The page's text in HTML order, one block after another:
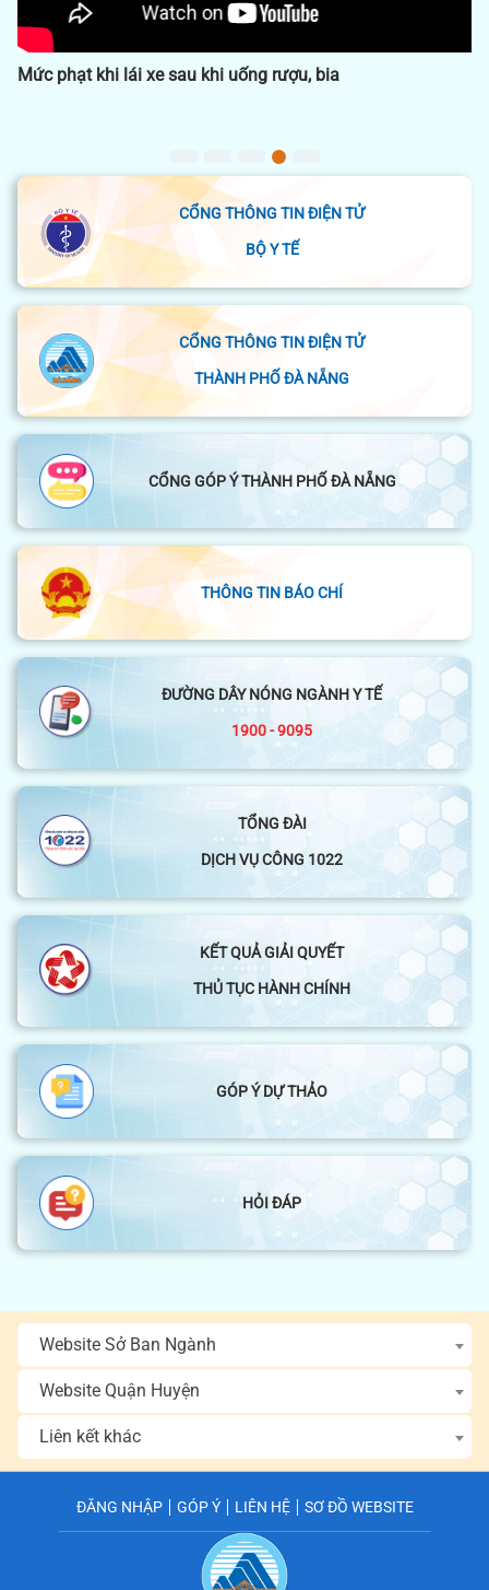
xe sau khi uống rượu, bia
CỔNG THÔNG TIN ĐIỆN TỬ
BỘ Y TẾ
CỔNG THÔNG TIN ĐIỆN TỬ
THÀNH PHỐ ĐÀ NẴNG
CỔNG GÓP Ý THÀNH PHỐ ĐÀ NẴNG
THÔNG TIN BÁO CHÍ
ĐƯỜNG DÂY NÓNG NGÀNH Y TẾ
1900 - 9095
TỔNG ĐÀI
DỊCH VỤ CÔNG 1022
KẾT QUẢ GIẢI QUYẾT
THỦ TỤC HÀNH CHÍNH
GÓP Ý DỰ THẢO
HỎI ĐÁP
Website Sở Ban Ngành
Website Quận Huyện
Liên kết khác
ĐĂNG NHẬP GÓP Ý LIÊN HỆ SƠ ĐỒ WEBSITE